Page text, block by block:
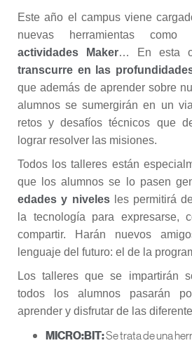
Este año el campus viene
nuevas herramientas como
actividades Maker… En esta
transcurre en las
que además de aprender sobre
alumnos se sumergirán en un
retos y desafíos técnicos que
lograr resolver las misiones.
Todos los talleres están
que los alumnos se lo pasen
edades y nivelesles permitirá
la tecnología para expresarse,
compartir. Harán nuevos
lenguaje del futuro: el de la
Los talleres que se impartirán
todos los alumnos pasarán
aprender y disfrutar de las
MICRO:BIT:Se trata de una